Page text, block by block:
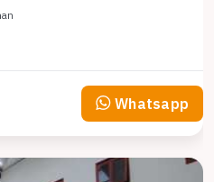
Whatsapp